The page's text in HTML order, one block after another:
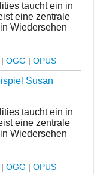
taucht ein in
eine zentrale
Wiedersehen
| OGG | OPUS
Susan
taucht ein in
eine zentrale
Wiedersehen
| OGG | OPUS